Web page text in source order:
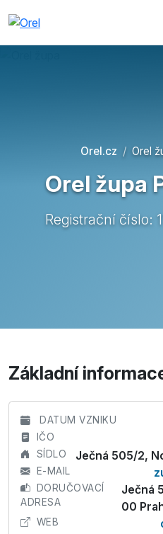
Orel.cz Orel
Orel župa
Registrační číslo:
Základní
DATUM VZNIKU
IČO
SÍDLO Ječná 505/2,
E-MAIL
DORUČOVACÍ
ADRESA
Ječná
00
WEB